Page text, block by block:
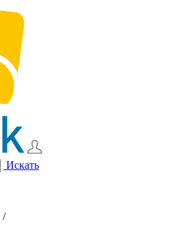
Искать
/